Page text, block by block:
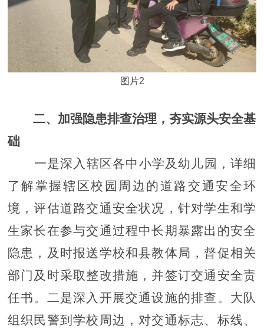
图片2
二、加强隐患排查治理，夯实源头安全基
础
一是深入辖区各中小学及幼儿园，详细
了解掌握辖区校园周边的道路交通安全环
境，评估道路交通安全状况，针对学生和学
生家长在参与交通过程中长期暴露出的安全
隐患，及时报送学校和县教体局，督促相关
部门及时采取整改措施，并签订交通安全责
任书。二是深入开展交通设施的排查。大队
组织民警到学校周边，对交通标志、标线、